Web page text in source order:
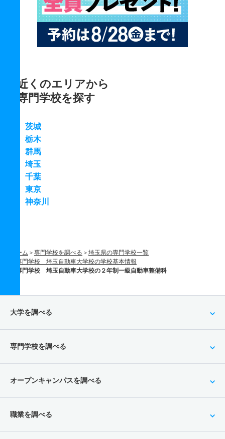
近くのエリアから
専門学校を探す
茨城
栃木
群馬
埼玉
千葉
東京
神奈川
ホーム 専門学校を調べる
埼玉県の専門学校一覧
専門学校 埼玉自動車大学校の学校基本情報
専門学校 埼玉自動車大学校の２年制一級自動車整備科
大学を調べる
専門学校を調べる
オープンキャンパスを調べる
職業を調べる